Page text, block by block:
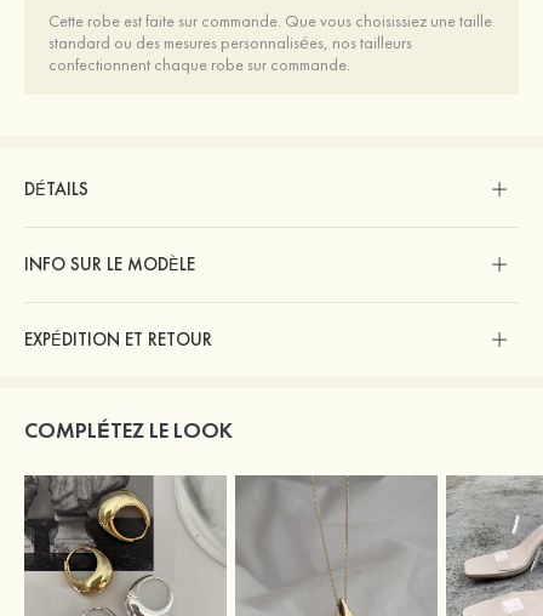
Cette robe est faite sur commande. Que vous choisissiez une taille
standard ou des mesures personnalisées, nos tailleurs
confectionnent chaque robe sur commande.
DÉTAILS
INFO SUR LE MODÈLE
EXPÉDITION ET RETOUR
COMPLÉTEZ LE LOOK